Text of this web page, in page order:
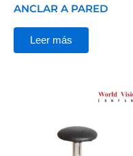
ANCLAR A PARED
Leer más